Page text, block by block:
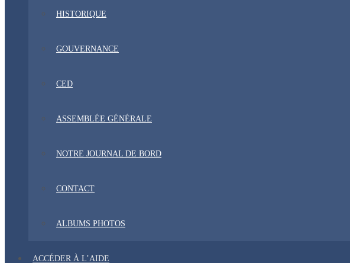
HISTORIQUE
GOUVERNANCE
CED
ASSEMBLÉE GÉNÉRALE
NOTRE JOURNAL DE BORD
CONTACT
ALBUMS PHOTOS
ACCÉDER À L’AIDE